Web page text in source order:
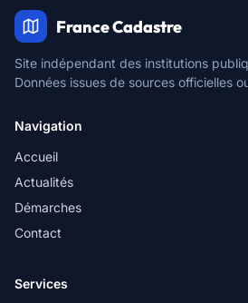
France Cadastre
Site indépendant des institutions
Données issues de sources officielles
Navigation
Accueil
Actualités
Démarches
Contact
Services